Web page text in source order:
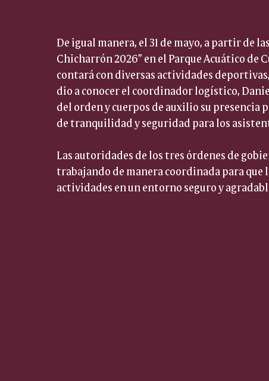
De igual manera, el 31 de mayo, a partir de
Chicharrón 2026” en el Parque Acuático
contará con diversas actividades
dio a conocer el coordinador logístico,
del orden y cuerpos de auxilio su presencia
de tranquilidad y seguridad para los
Las autoridades de los tres órdenes de
trabajando de manera coordinada para
actividades en un entorno seguro y